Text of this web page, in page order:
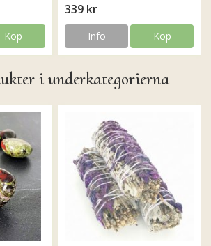
Köp
339 kr
Info Köp
i underkategorierna